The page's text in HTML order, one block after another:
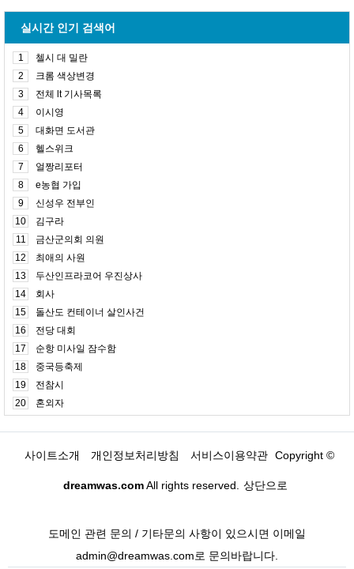
실시간 인기 검색어
1
첼시 대 밀란
2
크롬 색상변경
3
전체 lt 기사목록
4
이시영
5
대화면 도서관
6
헬스위크
7
얼짱리포터
8
e농협 가입
9
신성우 전부인
10
김구라
11
금산군의회 의원
12
최애의 사원
13
두산인프라코어 우진상사
14
회사
15
돌산도 컨테이너 살인사건
16
전당 대회
17
순항 미사일 잠수함
18
중국등축제
19
전참시
20
혼외자
사이트소개 개인정보처리방침 서비스이용약관 Copyright ©
dreamwas.comAll rights reserved. 상단으로
도메인 관련 문의 / 기타문의 사항이 있으시면 이메일
admin@dreamwas.com로 문의바랍니다.